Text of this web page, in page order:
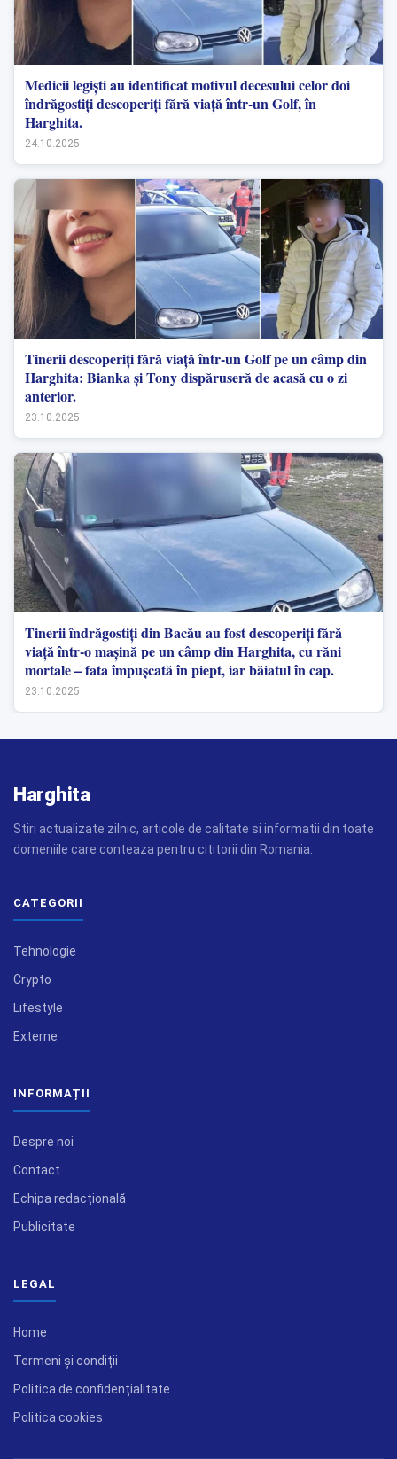
Medicii legiști au identificat motivul decesului celor doi
îndrăgostiți descoperiți fără viață într-un Golf, în
Harghita.
24.10.2025
Tinerii descoperiți fără viață într-un Golf pe un câmp din
Harghita: Bianka și Tony dispăruseră de acasă cu o zi
anterior.
23.10.2025
Tinerii îndrăgostiți din Bacău au fost descoperiți fără
viață într-o mașină pe un câmp din Harghita, cu răni
mortale – fata împușcată în piept, iar băiatul în cap.
23.10.2025
Harghita
Stiri actualizate zilnic, articole de calitate si informatii din toate
domeniile care conteaza pentru cititorii din Romania.
CATEGORII
Tehnologie
Crypto
Lifestyle
Externe
INFORMAȚII
Despre noi
Contact
Echipa redacțională
Publicitate
LEGAL
Home
Termeni și condiții
Politica de confidențialitate
Politica cookies